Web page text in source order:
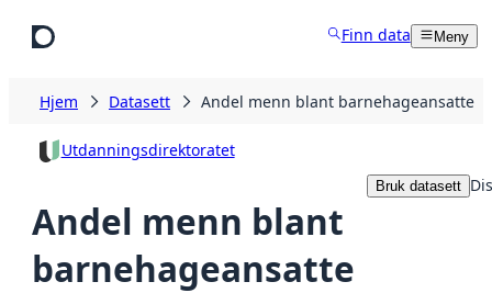
Finn data Meny
Hjem Datasett Andel menn blant barnehageansatte
Utdanningsdirektoratet
Andel menn blant
barnehageansatte
Bruk datasett